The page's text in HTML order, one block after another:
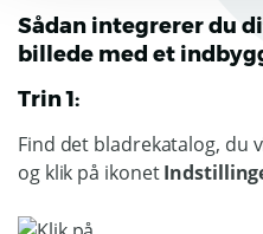
Sådan integrerer du
billede med et
Trin 1:
Find det bladrekatalog, du
og klik på ikonet